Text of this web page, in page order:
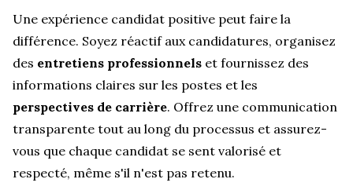
Une expérience candidat positive peut faire la
différence. Soyez réactif aux candidatures, organisez
des entretiens professionnels et fournissez des
informations claires sur les postes et les
perspectives de carrière. Offrez une communication
transparente tout au long du processus et assurez-
vous que chaque candidat se sent valorisé et
respecté, même s'il n'est pas retenu.